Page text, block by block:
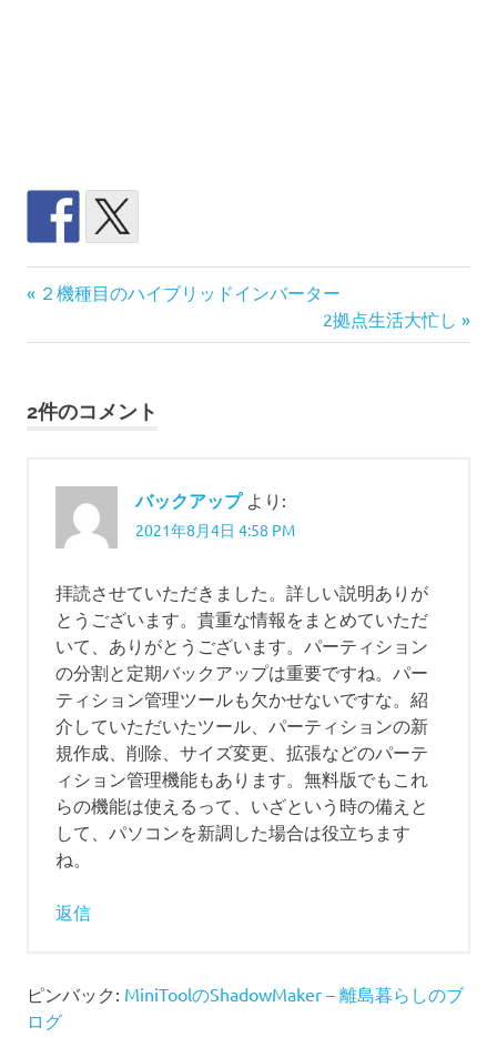
ー
ン
管
投
稿
ナ
ゲ
シ
ン
前
記
２機種目のハイブリッドインバーター
次
の
2拠点生活大忙し
2件のコメント
バックアップ より:
2021年8月4日 4:58 PM
拝読させていただきました。詳しい説明ありが
とうございます。貴重な情報をまとめていただ
いて、ありがとうございます。パーティション
の分割と定期バックアップは重要ですね。パー
ティション管理ツールも欠かせないですな。紹
介していただいたツール、パーティションの新
規作成、削除、サイズ変更、拡張などのパーテ
ィション管理機能もあります。無料版でもこれ
らの機能は使えるって、いざという時の備えと
して、パソコンを新調した場合は役立ちます
ね。
返信
ピンバック: MiniToolのShadowMaker – 離島暮らしのブ
ログ